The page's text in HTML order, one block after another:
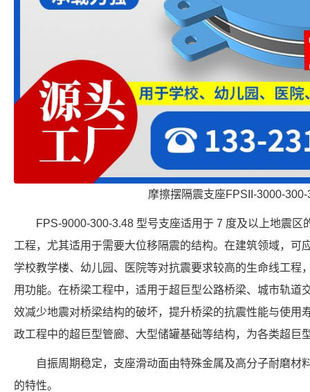
摩擦摆隔震支座FPSII-3000-300-
FPS-9000-300-3.48 型号支座适用于 7 度及以上地震区
工程，尤其适用于需要大位移隔震的结构。在建筑领域，可
学校教学楼、幼儿园、医院等对抗震要求较高的生命线工程
用功能。在桥梁工程中，适用于超巨型公路桥梁、城市轨道
效减少地震对桥梁结构的破坏，提升桥梁的抗震性能与使用
政工程中的超巨型管廊、大型储罐基础等结构，为各类超巨
自振周期稳定，支座滑动面由特殊金属及高分子耐磨材
的特性。